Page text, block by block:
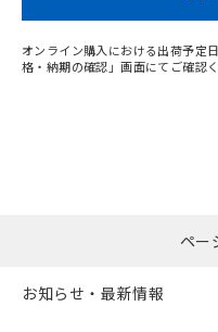
オンライン購入における出荷予定
格・納期の確認」画面にてご確認く
ペー
お知らせ・最新情報